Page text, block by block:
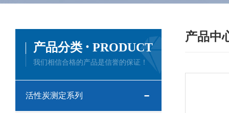
产品中
产品分类 · PRODUCT
我们相信合格的产品是信誉的保证！
活性炭测定系列